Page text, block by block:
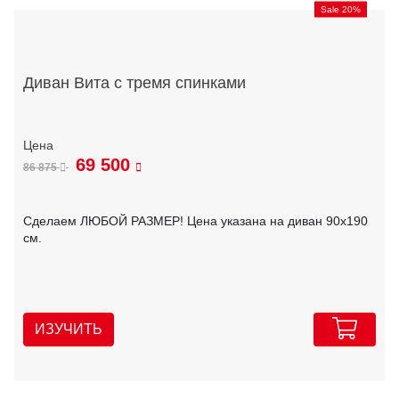
Sale 20%
Диван Вита с тремя спинками
86 875 69 500
Сделаем ЛЮБОЙ РАЗМЕР! Цена указана на диван 90х190
см.
ИЗУЧИТЬ